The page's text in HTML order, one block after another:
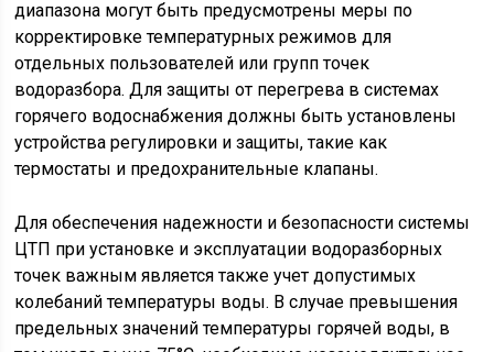
диапазона могут быть предусмотрены меры по
корректировке температурных режимов для
отдельных пользователей или групп точек
водоразбора. Для защиты от перегрева в системах
горячего водоснабжения должны быть установлены
устройства регулировки и защиты, такие как
термостаты и предохранительные клапаны.
Для обеспечения надежности и безопасности системы
ЦТП при установке и эксплуатации водоразборных
точек важным является также учет допустимых
колебаний температуры воды. В случае превышения
предельных значений температуры горячей воды, в